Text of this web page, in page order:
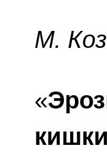
М.
«
кишки